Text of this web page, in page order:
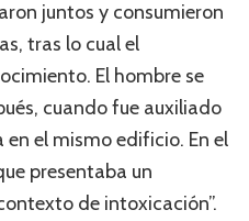
juntos y consumieron
tras lo cual el
El hombre se
cuando fue auxiliado
en el mismo edificio. En el
presentaba un
de intoxicación”.